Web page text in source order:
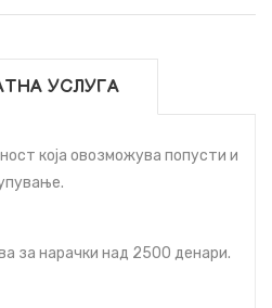
УСЛУГА
која овозможува попусти и
за нарачки над 2500 денари.